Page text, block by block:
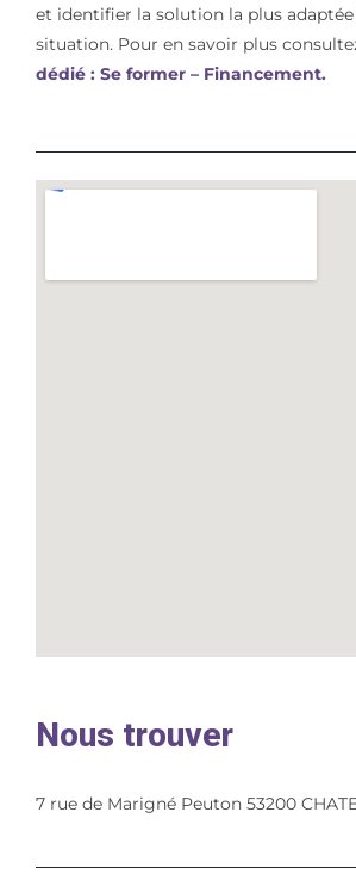
et identifier la solution la plus
situation. Pour en savoir plus
dédié : Se former – Financement.
Nous trouver
7 rue de Marigné Peuton 53200